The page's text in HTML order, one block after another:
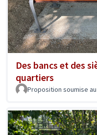
Des bancs et des
quartiers
Proposition soumise